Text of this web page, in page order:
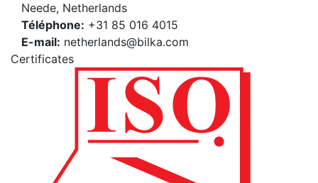
Neede, Netherlands
Téléphone: +31 85 016 4015
E-mail: netherlands@bilka.com
Certificates